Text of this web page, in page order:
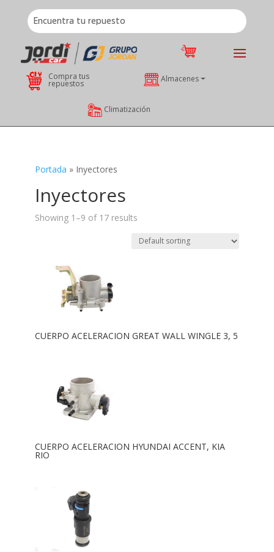
Compra tus
repuestos Almacenes
Climatización
Portada » Inyectores
Inyectores
Showing 1–9 of 17 results
CUERPO ACELERACION GREAT WALL WINGLE 3, 5
CUERPO ACELERACION HYUNDAI ACCENT, KIA
RIO